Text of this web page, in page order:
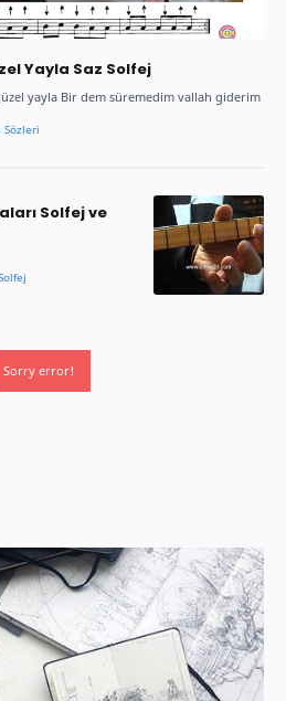
Yayla Saz Solfej
yayla Bir dem süremedim vallah giderim
Solfej ve
Sorry error!